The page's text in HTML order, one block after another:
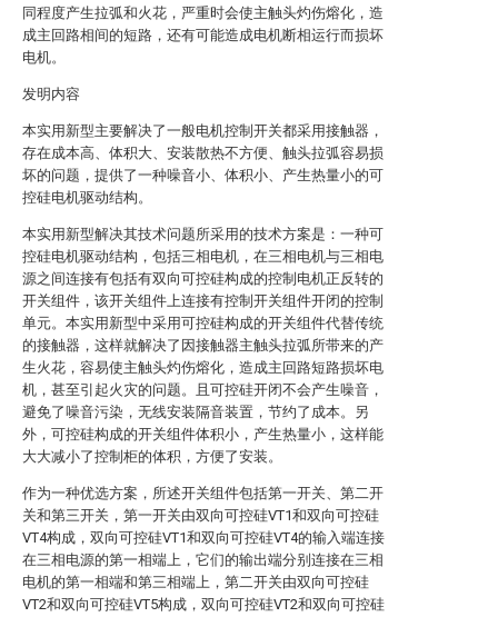
同程度产生拉弧和火花，严重时会使主触头灼伤熔化，造
成主回路相间的短路，还有可能造成电机断相运行而损坏
电机。
发明内容
本实用新型主要解决了一般电机控制开关都采用接触器，
存在成本高、体积大、安装散热不方便、触头拉弧容易损
坏的问题，提供了一种噪音小、体积小、产生热量小的可
控硅电机驱动结构。
本实用新型解决其技术问题所采用的技术方案是：一种可
控硅电机驱动结构，包括三相电机，在三相电机与三相电
源之间连接有包括有双向可控硅构成的控制电机正反转的
开关组件，该开关组件上连接有控制开关组件开闭的控制
单元。本实用新型中采用可控硅构成的开关组件代替传统
的接触器，这样就解决了因接触器主触头拉弧所带来的产
生火花，容易使主触头灼伤熔化，造成主回路短路损坏电
机，甚至引起火灾的问题。且可控硅开闭不会产生噪音，
避免了噪音污染，无线安装隔音装置，节约了成本。另
外，可控硅构成的开关组件体积小，产生热量小，这样能
大大减小了控制柜的体积，方便了安装。
作为一种优选方案，所述开关组件包括第一开关、第二开
关和第三开关，第一开关由双向可控硅VT1和双向可控硅
VT4构成，双向可控硅VT1和双向可控硅VT4的输入端连接
在三相电源的第一相端上，它们的输出端分别连接在三相
电机的第一相端和第三相端上，第二开关由双向可控硅
VT2和双向可控硅VT5构成，双向可控硅VT2和双向可控硅